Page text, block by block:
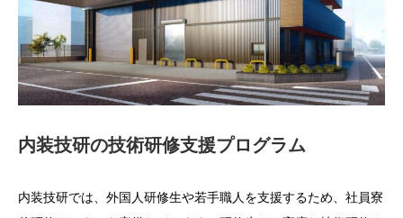
内装技研の技術研修支援プログラム
内装技研では、外国人研修生や若手職人を支援するため、社員寮